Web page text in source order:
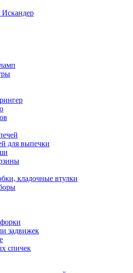
для выпечки
кладочные втулки
задвижек
спичек